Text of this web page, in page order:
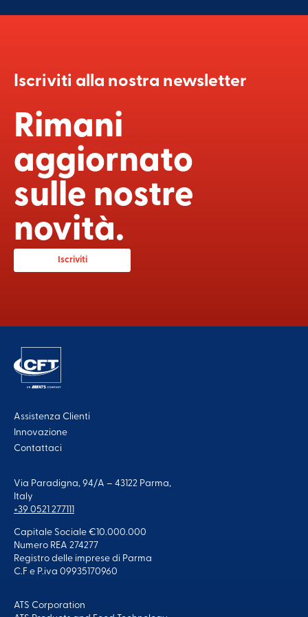
Iscriviti alla nostra newsletter
Rimani
aggiornato
sulle nostre
novità.
Iscriviti
Assistenza Clienti
Innovazione
Contattaci
Via Paradigna, 94/A – 43122 Parma,
Italy
+39 0521 277111
Capitale Sociale €10.000.000
Numero REA 274277
Registro delle imprese di Parma
C.F e P.iva 09935170960
ATS Corporation